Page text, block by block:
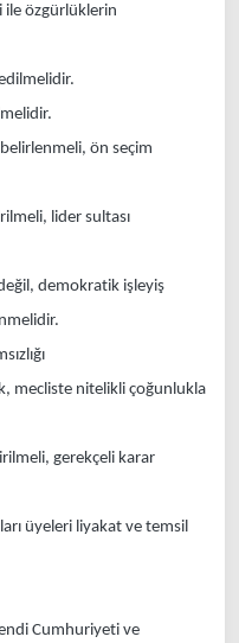
ile özgürlüklerin
ön seçim
lider sultası
demokratik işleyiş
mecliste nitelikli çoğunlukla
gerekçeli karar
üyeleri liyakat ve temsil
Cumhuriyeti ve